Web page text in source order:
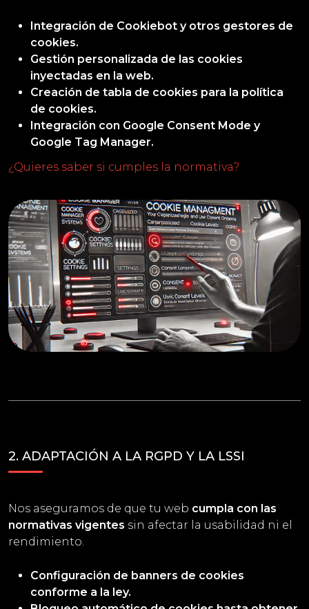
Integración de Cookiebot y otros gestores de
cookies.
Gestión personalizada de las cookies
inyectadas en la web.
Creación de tabla de cookies para la política
de cookies.
Integración con Google Consent Mode y
Google Tag Manager.
¿Quieres saber si cumples la normativa?
2. ADAPTACIÓN A LA RGPD Y LA LSSI
Nos aseguramos de que tu web cumpla con las
normativas vigentes sin afectar la usabilidad ni el
rendimiento.
Configuración de banners de cookies
conforme a la ley.